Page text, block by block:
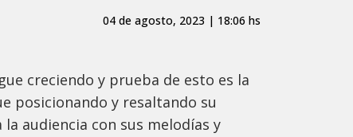
04 de agosto, 2023 | 18:06 hs
creciendo y prueba de esto es la
posicionando y resaltando su
audiencia con sus melodías y